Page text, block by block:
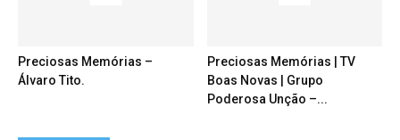
Preciosas Memórias –
Álvaro Tito.
Preciosas Memórias | TV
Boas Novas | Grupo
Poderosa Unção –...